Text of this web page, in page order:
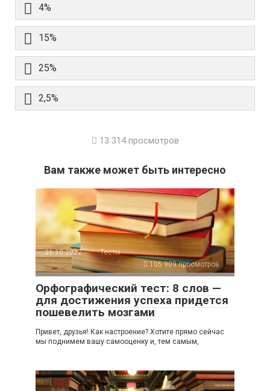
4%
15%
25%
2,5%
13 314 просмотров
Вам также может быть интересно
31.10.2022
Тесты
105 909 просмотров
Орфографический тест: 8 слов —
для достижения успеха придется
пошевелить мозгами
Привет, друзья! Как настроение? Хотите прямо сейчас
мы поднимем вашу самооценку и, тем самым,